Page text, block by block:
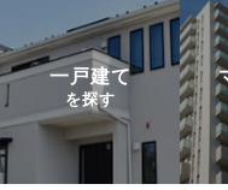
一戸建て
を探す